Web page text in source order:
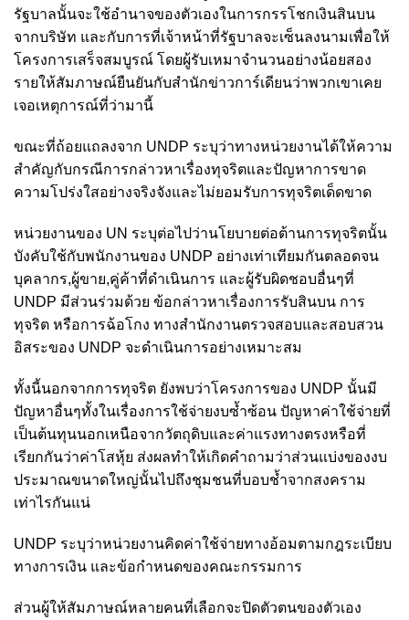
รัฐบาลนั้นจะใช้อำนาจของตัวเองในการกรรโชกเงินสินบน
จากบริษัท และกับการที่เจ้าหน้าที่รัฐบาลจะเซ็นลงนามเพื่อให้
โครงการเสร็จสมบูรณ์ โดยผู้รับเหมาจำนวนอย่างน้อยสอง
รายให้สัมภาษณ์ยืนยันกับสำนักข่าวการ์เดียนว่าพวกเขาเคย
เจอเหตุการณ์ที่ว่ามานี้
ขณะที่ถ้อยแถลงจาก UNDP ระบุว่าทางหน่วยงานได้ให้ความ
สำคัญกับกรณีการกล่าวหาเรื่องทุจริตและปัญหาการขาด
ความโปร่งใสอย่างจริงจังและไม่ยอมรับการทุจริตเด็ดขาด
หน่วยงานของ UN ระบุต่อไปว่านโยบายต่อต้านการทุจริตนั้น
บังคับใช้กับพนักงานของ UNDP อย่างเท่าเทียมกันตลอดจน
บุคลากร,ผู้ขาย,คู่ค้าที่ดำเนินการ และผู้รับผิดชอบอื่นๆที่
UNDP มีส่วนร่วมด้วย ข้อกล่าวหาเรื่องการรับสินบน การ
ทุจริต หรือการฉ้อโกง ทางสำนักงานตรวจสอบและสอบสวน
อิสระของ UNDP จะดำเนินการอย่างเหมาะสม
ทั้งนี้นอกจากการทุจริต ยังพบว่าโครงการของ UNDP นั้นมี
ปัญหาอื่นๆทั้งในเรื่องการใช้จ่ายงบซ้ำซ้อน ปัญหาค่าใช้จ่ายที่
เป็นต้นทุนนอกเหนือจากวัตถุดิบและค่าแรงทางตรงหรือที่
เรียกกันว่าค่าโสหุ้ย ส่งผลทำให้เกิดคำถามว่าส่วนแบ่งของงบ
ประมาณขนาดใหญ่นั้นไปถึงชุมชนที่บอบช้ำจากสงคราม
เท่าไรกันแน่
UNDP ระบุว่าหน่วยงานคิดค่าใช้จ่ายทางอ้อมตามกฎระเบียบ
ทางการเงิน และข้อกำหนดของคณะกรรมการ
ส่วนผู้ให้สัมภาษณ์หลายคนที่เลือกจะปิดตัวตนของตัวเอง